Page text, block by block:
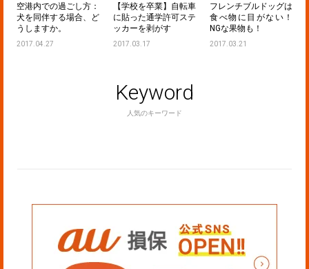
空港内での過ごし方：
犬を同伴する場合、ど
うしますか。
2017.04.27
【学校を卒業】自転車
に貼った通学許可ステ
ッカーを剥がす
2017.03.17
フレンチブルドッグは
食べ物に目がない！
NGな果物も！
2017.03.21
Keyword
人気のキーワード